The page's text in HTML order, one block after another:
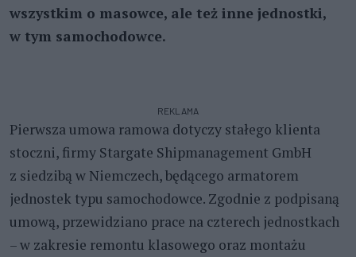
wszystkim o masowce, ale też inne jednostki,
w tym samochodowce.
REKLAMA
Pierwsza umowa ramowa dotyczy stałego klienta
stoczni, firmy Stargate Shipmanagement GmbH
z siedzibą w Niemczech, będącego armatorem
jednostek typu samochodowce. Zgodnie z podpisaną
umową, przewidziano prace na czterech jednostkach
– w zakresie remontu klasowego oraz montażu